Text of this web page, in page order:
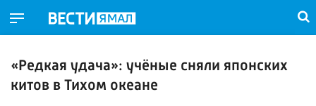
«Редкая удача»: учёные сняли японских
китов в Тихом океане